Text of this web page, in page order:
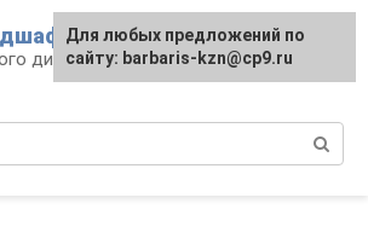
дизайна, правила и
Для любых предложений по
сайту: barbaris-kzn@cp9.ru